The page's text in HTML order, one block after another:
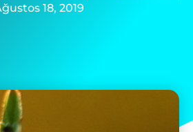
18, 2019